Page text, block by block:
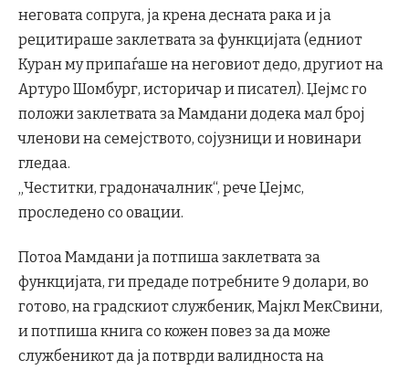
неговата сопруга, ја крена десната рака и ја
рецитираше заклетвата за функцијата (едниот
Куран му припаѓаше на неговиот дедо, другиот на
Артуро Шомбург, историчар и писател). Џејмс го
положи заклетвата за Мамдани додека мал број
членови на семејството, сојузници и новинари
гледаа.
„Честитки, градоначалник“, рече Џејмс,
проследено со овации.
Потоа Мамдани ја потпиша заклетвата за
функцијата, ги предаде потребните 9 долари, во
готово, на градскиот службеник, Мајкл МекСвини,
и потпиша книга со кожен повез за да може
службеникот да ја потврди валидноста на